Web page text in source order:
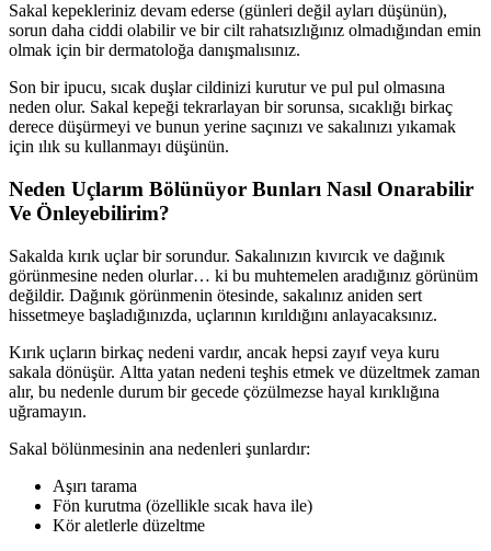
Sakal kepekleriniz devam ederse (günleri değil ayları düşünün),
sorun daha ciddi olabilir ve bir cilt rahatsızlığınız olmadığından emin
olmak için bir dermatoloğa danışmalısınız.
Son bir ipucu, sıcak duşlar cildinizi kurutur ve pul pul olmasına
neden olur. Sakal kepeği tekrarlayan bir sorunsa, sıcaklığı birkaç
derece düşürmeyi ve bunun yerine saçınızı ve sakalınızı yıkamak
için ılık su kullanmayı düşünün.
Neden Uçlarım Bölünüyor Bunları Nasıl Onarabilir
Ve Önleyebilirim?
Sakalda kırık uçlar bir sorundur. Sakalınızın kıvırcık ve dağınık
görünmesine neden olurlar… ki bu muhtemelen aradığınız görünüm
değildir. Dağınık görünmenin ötesinde, sakalınız aniden sert
hissetmeye başladığınızda, uçlarının kırıldığını anlayacaksınız.
Kırık uçların birkaç nedeni vardır, ancak hepsi zayıf veya kuru
sakala dönüşür. Altta yatan nedeni teşhis etmek ve düzeltmek zaman
alır, bu nedenle durum bir gecede çözülmezse hayal kırıklığına
uğramayın.
Sakal bölünmesinin ana nedenleri şunlardır:
Aşırı tarama
Fön kurutma (özellikle sıcak hava ile)
Kör aletlerle düzeltme